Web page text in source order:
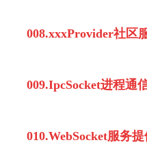
008.xxxProvider社区
009.IpcSocket进程通
010.WebSocket服务